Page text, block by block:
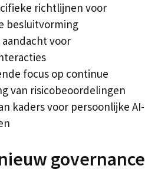
richtlijnen voor
besluitvorming
voor
focus op continue
van risicobeoordelingen
kaders voor persoonlijke AI-
governance